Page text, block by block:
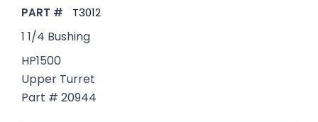
PART # T3012
1 1/4 Bushing
HP1500
Upper Turret
Part # 20944